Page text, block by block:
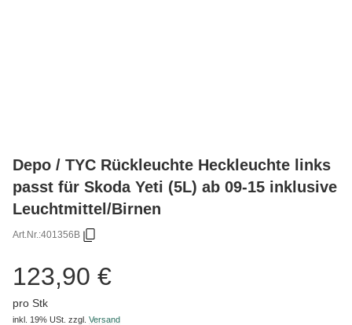
Depo / TYC Rückleuchte Heckleuchte links
passt für Skoda Yeti (5L) ab 09-15 inklusive
Leuchtmittel/Birnen
Art.Nr.:401356B
123,90 €
pro Stk
inkl. 19% USt. zzgl. Versand